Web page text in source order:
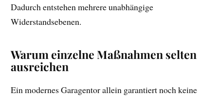
Dadurch entstehen mehrere unabhängige
Widerstandsebenen.
Warum einzelne Maßnahmen selten
ausreichen
Ein modernes Garagentor allein garantiert noch keine